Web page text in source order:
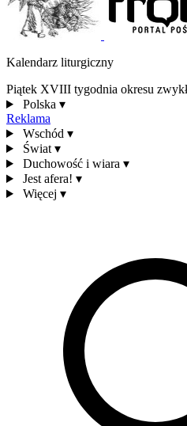
Kalendarz liturgiczny
Piątek XVIII tygodnia okresu
Polska ▾
Reklama
Wschód ▾
Świat ▾
Duchowość i wiara ▾
Jest afera! ▾
Więcej ▾